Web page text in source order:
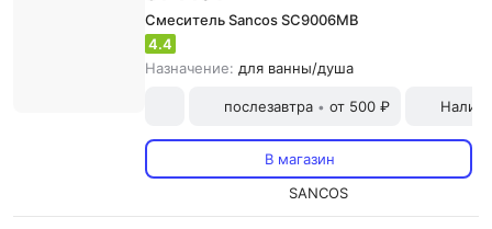
Смеситель Sancos SC9006MB
4.4
Назначение: для ванны/душа
послезавтра • от 500 ₽
В магазин
SANCOS